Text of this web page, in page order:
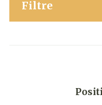
Filtre
Trier